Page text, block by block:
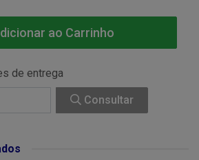
ao Carrinho
de entrega
Consultar